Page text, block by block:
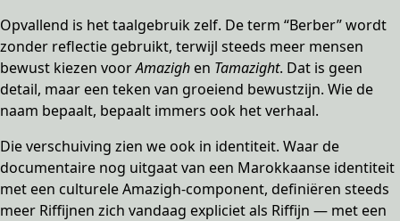
Opvallend is het taalgebruik zelf. De term “Berber” wordt
zonder reflectie gebruikt, terwijl steeds meer mensen
bewust kiezen voorAmazigh en Tamazight. Dat is geen
detail, maar een teken van groeiend bewustzijn. Wie de
naam bepaalt, bepaalt immers ook het verhaal.
Die verschuiving zien we ook in identiteit. Waar de
documentaire nog uitgaat van een Marokkaanse identiteit
met een culturele Amazigh-component, definiëren steeds
meer Riffijnen zich vandaag expliciet als Riffijn — met een